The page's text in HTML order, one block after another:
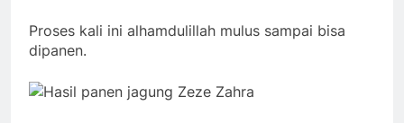
Proses kali ini alhamdulillah mulus sampai bisa
dipanen.